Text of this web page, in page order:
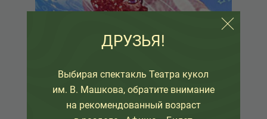
ДРУЗЬЯ!
Выбирая спектакль Театра кукол
им. В. Машкова, обратите внимание
на рекомендованный возраст